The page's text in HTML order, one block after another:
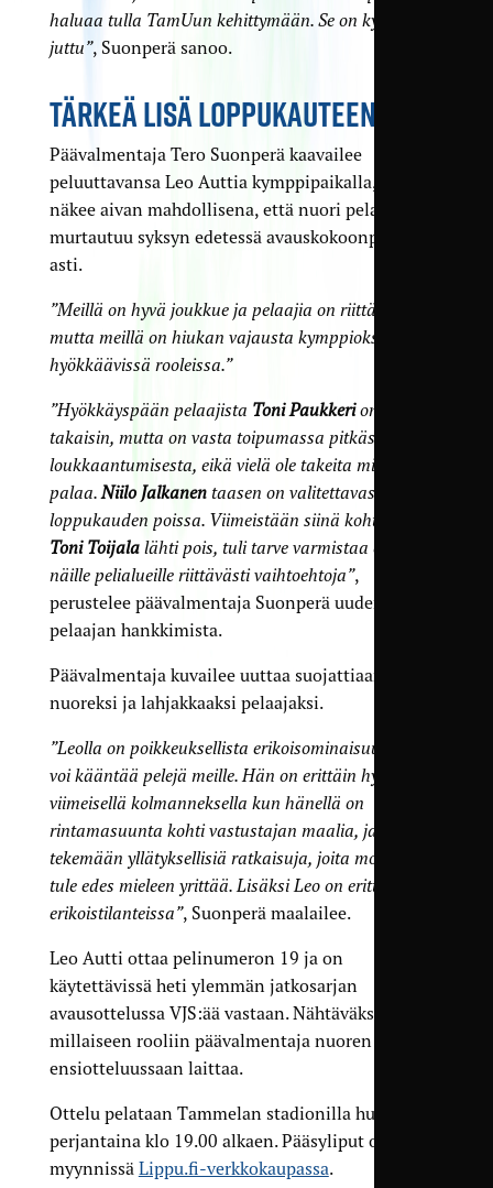
haluaa tulla TamUun kehittymään. Se on kyllä hieno
juttu”, Suonperä sanoo.
TÄRKEÄ LISÄ LOPPUKAUTEEN
Päävalmentaja Tero Suonperä kaavailee
peluuttavansa Leo Auttia kymppi­paikalla, ja
näkee aivan mahdollisena, että nuori pelaaja
murtautuu syksyn edetessä avaus­kokoonpanoon
asti.
”Meillä on hyvä joukkue ja pelaajia on riittävästi,
mutta meillä on hiukan vajausta kymppioksalla ja
hyökkäävissä rooleissa.”
”Hyökkäyspään pelaajista Toni Paukkerion tulossa
takaisin, mutta on vasta toipumassa pitkästä
loukkaantumisesta, eikä vielä ole takeita milloin hän
palaa.Niilo Jalkanentaasen on valitettavasti
loppukauden poissa. Viimeistään siinä kohtaa kun
Toni Toijalalähti pois, tuli tarve varmistaa että
näille pelialueille riittävästi vaihtoehtoja”,
perustelee päävalmentaja Suonperä uuden
pelaajan hankkimista.
Päävalmentaja kuvailee uuttaa suojattiaan
nuoreksi ja lahjakkaaksi pelaajaksi.
”Leolla on poikkeuksellista erikoisominaisuutta, joka
voi kääntää pelejä meille. Hän on erittäin hyvä
viimeisellä kolmanneksella kun hänellä on
rintamasuunta kohti vastustajan maalia, ja pystyy
tekemään yllätyksellisiä ratkaisuja, joita monella ei
tule edes mieleen yrittää. Lisäksi Leo on erittäin hyvä
erikoistilanteissa”, Suonperä maalailee.
Leo Autti ottaa pelinumeron 19 ja on
käytettävissä heti ylemmän jatkosarjan
avausottelussa VJS:ää vastaan. Nähtäväksi jää,
millaiseen rooliin päävalmentaja nuoren pelaajan
ensiotteluussaan laittaa.
Ottelu pelataan Tammelan stadionilla huomenna
perjantaina klo 19.00 alkaen. Pääsyliput ovat
myynnissä Lippu.fi-verkkokaupassa.